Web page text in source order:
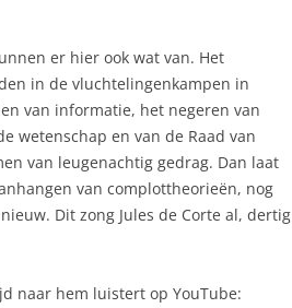
er hier ook wat van. Het
in de vluchtelingenkampen in
van informatie, het negeren van
wetenschap en van de Raad van
van leugenachtig gedrag. Dan laat
van complottheorieën, nog
Dit zong Jules de Corte al, dertig
naar hem luistert op YouTube: